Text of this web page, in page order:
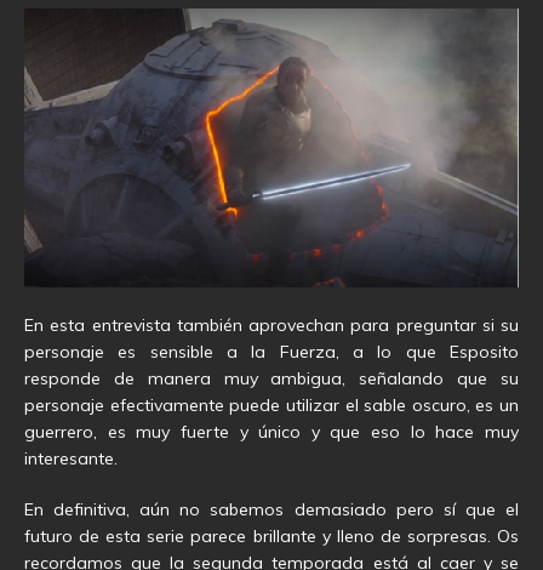
En esta entrevista también aprovechan para preguntar si su
personaje es sensible a la Fuerza, a lo que Esposito
responde de manera muy ambigua, señalando que su
personaje efectivamente puede utilizar el sable oscuro, es un
guerrero, es muy fuerte y único y que eso lo hace muy
interesante.
En definitiva, aún no sabemos demasiado pero sí que el
futuro de esta serie parece brillante y lleno de sorpresas. Os
recordamos que la segunda temporada está al caer y se